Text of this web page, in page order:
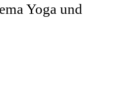
Yoga und